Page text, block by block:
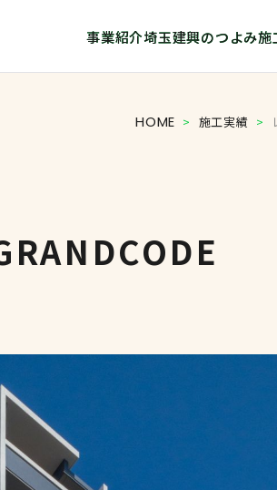
事業紹介埼玉建興のつよみ施
HOME > 施工実績 >